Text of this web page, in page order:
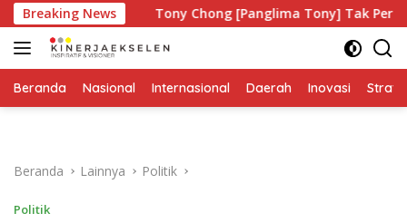
Langsung
ke
konten
Breaking NewsTony Chong [Panglima Tony] Tak Pernah Lelah
Beranda Nasional Internasional Daerah Inovasi
Beranda Lainnya Politik
Politik